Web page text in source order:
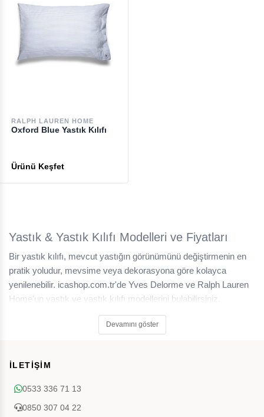
RALPH LAUREN HOME
Oxford Blue Yastık Kılıfı
Yastık & Yastık Kılıfı Modelleri ve Fiyatları
Bir yastık kılıfı, mevcut yastığın görünümünü değiştirmenin en
pratik yoludur, mevsime veya dekorasyona göre kolayca
yenilenebilir. icashop.com.tr'de Yves Delorme ve Ralph Lauren
Home'un yastık ve yastık kılıfı modellerini bulabilirsiniz.
Devamını göster
İLETİŞİM
0533 336 71 13
0850 307 04 22